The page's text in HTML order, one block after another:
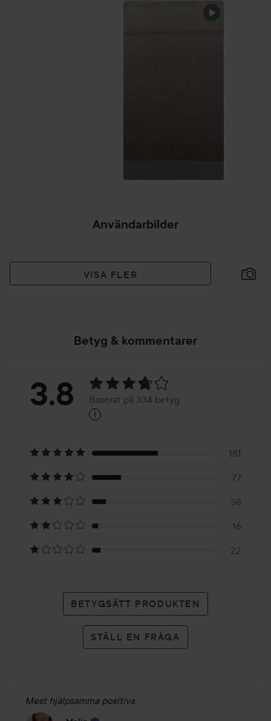
Användarbilder
VISA FLER
Betyg & kommentarer
Betyg:
Baserat
på
334
betyg
3.8 Baserat på 334 betyg
i
181
77
38
16
22
BETYGSÄTT PRODUKTEN
STÄLL EN FRÅGA
Mest hjälpsamma positiva